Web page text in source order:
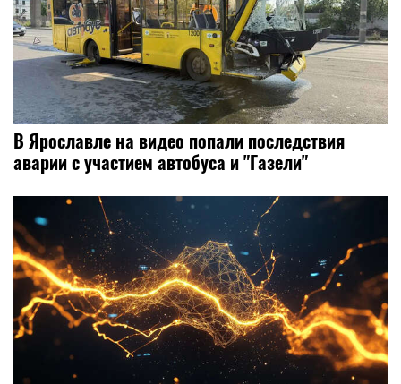
В Ярославле на видео попали последствия
аварии с участием автобуса и "Газели"